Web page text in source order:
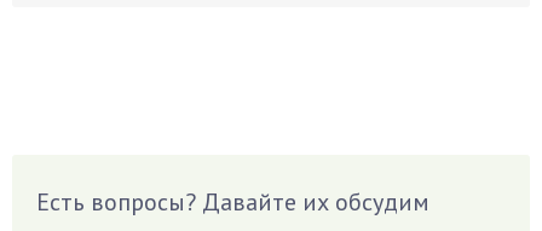
Виноград
Есть вопросы? Давайте их обсудим